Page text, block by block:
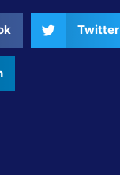
Twitter